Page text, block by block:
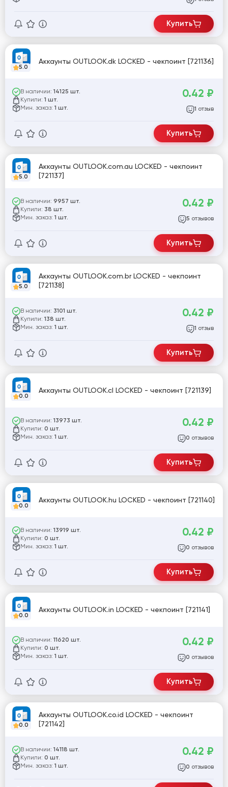
Купить
5.0
Аккаунты OUTLOOK.dk LOCKED - чекпоинт [721136]
В наличии: 14125 шт.
Купили: 1 шт.
Мин. заказ: 1 шт.
0.42 ₽
1 отзыв
Купить
5.0
Аккаунты OUTLOOK.com.au LOCKED - чекпоинт
[721137]
В наличии: 9957 шт.
Купили: 38 шт.
Мин. заказ: 1 шт.
0.42 ₽
5 отзывов
Купить
5.0
Аккаунты OUTLOOK.com.br LOCKED - чекпоинт
[721138]
В наличии: 3101 шт.
Купили: 138 шт.
Мин. заказ: 1 шт.
0.42 ₽
1 отзыв
Купить
0.0
Аккаунты OUTLOOK.cl LOCKED - чекпоинт [721139]
В наличии: 13973 шт.
Купили: 0 шт.
Мин. заказ: 1 шт.
0.42 ₽
0 отзывов
Купить
0.0
Аккаунты OUTLOOK.hu LOCKED - чекпоинт [721140]
В наличии: 13919 шт.
Купили: 0 шт.
Мин. заказ: 1 шт.
0.42 ₽
0 отзывов
Купить
0.0
Аккаунты OUTLOOK.in LOCKED - чекпоинт [721141]
В наличии: 11620 шт.
Купили: 0 шт.
Мин. заказ: 1 шт.
0.42 ₽
0 отзывов
Купить
0.0
Аккаунты OUTLOOK.co.id LOCKED - чекпоинт
[721142]
В наличии: 14118 шт.
Купили: 0 шт.
Мин. заказ: 1 шт.
0.42 ₽
0 отзывов